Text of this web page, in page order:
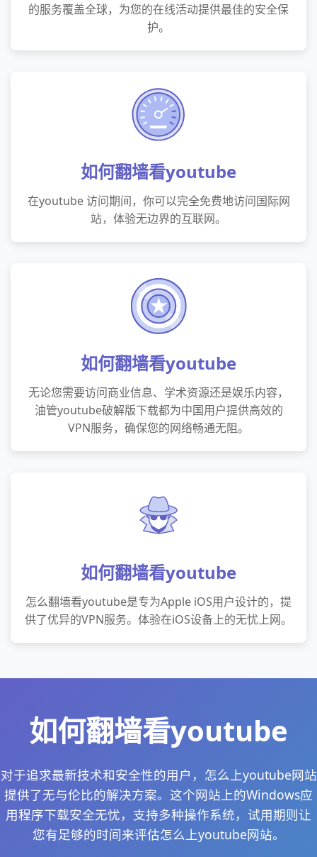
的服务覆盖全球，为您的在线活动提供最佳的安全保
护。
如何翻墙看youtube
在youtube 访问期间，你可以完全免费地访问国际网
站，体验无边界的互联网。
如何翻墙看youtube
无论您需要访问商业信息、学术资源还是娱乐内容，
油管youtube破解版下载都为中国用户提供高效的
VPN服务，确保您的网络畅通无阻。
如何翻墙看youtube
怎么翻墙看youtube是专为Apple iOS用户设计的，提
供了优异的VPN服务。体验在iOS设备上的无忧上网。
如何翻墙看youtube
对于追求最新技术和安全性的用户，怎么上youtube网站
提供了无与伦比的解决方案。这个网站上的Windows应
用程序下载安全无忧，支持多种操作系统，试用期则让
您有足够的时间来评估怎么上youtube网站。